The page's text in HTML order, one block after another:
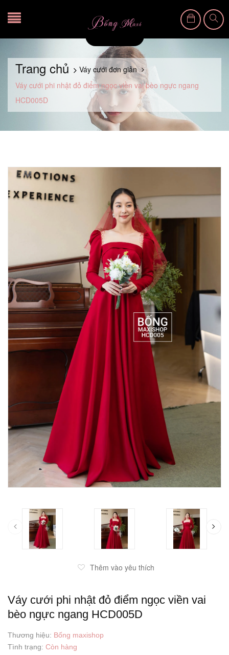
Trang chủ
Váy cưới đơn giản
Váy cưới phi nhật đỏ điểm ngọc viền vai bèo ngực ngang
HCD005D
prev
Thêm vào yêu thích
Váy cưới phi nhật đỏ điểm ngọc viền vai
bèo ngực ngang HCD005D
Thương hiệu: Bống maxishop
Tình trạng: Còn hàng